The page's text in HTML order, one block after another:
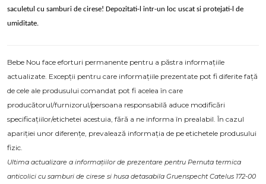
saculetul cu samburi de cirese! Depozitati-l intr-un loc uscat si protejati-l de
umiditate.
Bebe Nou face eforturi permanente pentru a păstra informațiile
actualizate. Excepții pentru care informațiile prezentate pot fi diferite față
de cele ale produsului comandat pot fi acelea în care
producătorul/furnizorul/persoana responsabilă aduce modificări
specificațiilor/etichetei acestuia, fără a ne informa în prealabil. În cazul
apariției unor diferențe, prevalează informația de pe etichetele produsului
fizic.
Ultima actualizare a informațiilor de prezentare pentru Pernuta termica
anticolici cu samburi de cirese si husa detasabila Gruenspecht Catelus 172-00